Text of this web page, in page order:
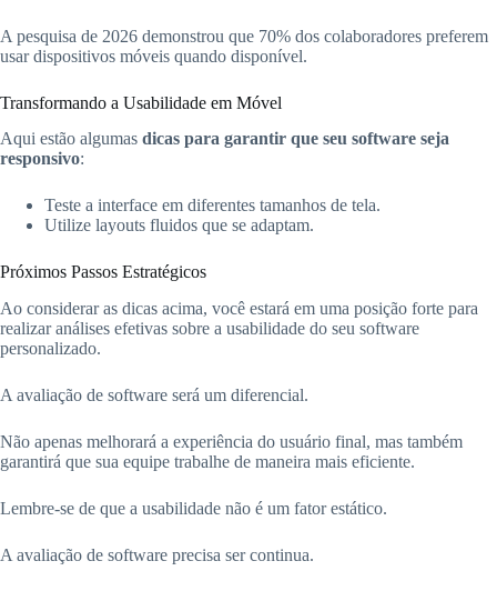
A pesquisa de 2026 demonstrou que 70% dos colaboradores preferem
usar dispositivos móveis quando disponível.
Transformando a Usabilidade em Móvel
Aqui estão algumas dicas para garantir que seu software seja
responsivo:
Teste a interface em diferentes tamanhos de tela.
Utilize layouts fluidos que se adaptam.
Próximos Passos Estratégicos
Ao considerar as dicas acima, você estará em uma posição forte para
realizar análises efetivas sobre a usabilidade do seu software
personalizado.
A avaliação de software será um diferencial.
Não apenas melhorará a experiência do usuário final, mas também
garantirá que sua equipe trabalhe de maneira mais eficiente.
Lembre-se de que a usabilidade não é um fator estático.
A avaliação de software precisa ser continua.